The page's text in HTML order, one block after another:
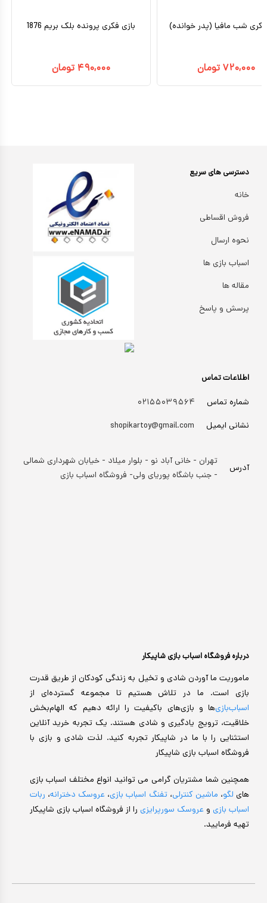
بازی فکری پرونده بلک بریم 1876
۴۹۰,۰۰۰ تومان
فکری شب مافیا (پدر خوانده)
۷۲۰,۰۰۰ تومان
درباره فروشگاه اسباب بازی شاپیکار
ماموریت ما آوردن شادی و تخیل به زندگی کودکان از طریق قدرت
بازی است. ما در تلاش هستیم تا مجموعه گسترده‌ای از
اسباب‌بازی‌ها و بازی‌های باکیفیت را ارائه دهیم که الهام‌بخش
خلاقیت، ترویج یادگیری و شادی هستند. یک تجربه خرید آنلاین
استثنایی را با ما در شاپیکار تجربه کنید. لذت شادی و بازی با
فروشگاه اسباب بازی شاپیکار
همچنین شما مشتریان گرامی می توانید انواع مختلف اسباب بازی
های لگو، ماشین کنترلی،تفنگ اسباب بازی، عروسک دخترانه، ربات
اسباب بازی و عروسک سورپرایزی را از فروشگاه اسباب بازی شاپیکار
تهیه فرمایید.
اطلاعات تماس
شماره تماس
۰۲۱۵۵۰۳۹۵۶۴
نشانی ایمیل
shopikartoy@gmail.com
آدرس
تهران - خانی آباد نو - بلوار میلاد - خیابان شهرداری شمالی
- جنب باشگاه پوریای ولی- فروشگاه اسباب بازی
دسترسی های سریع
خانه
فروش اقساطی
نحوه ارسال
اسباب بازی ها
مقاله ها
پرسش و پاسخ